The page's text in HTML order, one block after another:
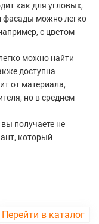
как для угловых,
фасады можно легко
с цветом
можно найти
доступна
от материала,
но в среднем
получаете не
который
Перейти в каталог